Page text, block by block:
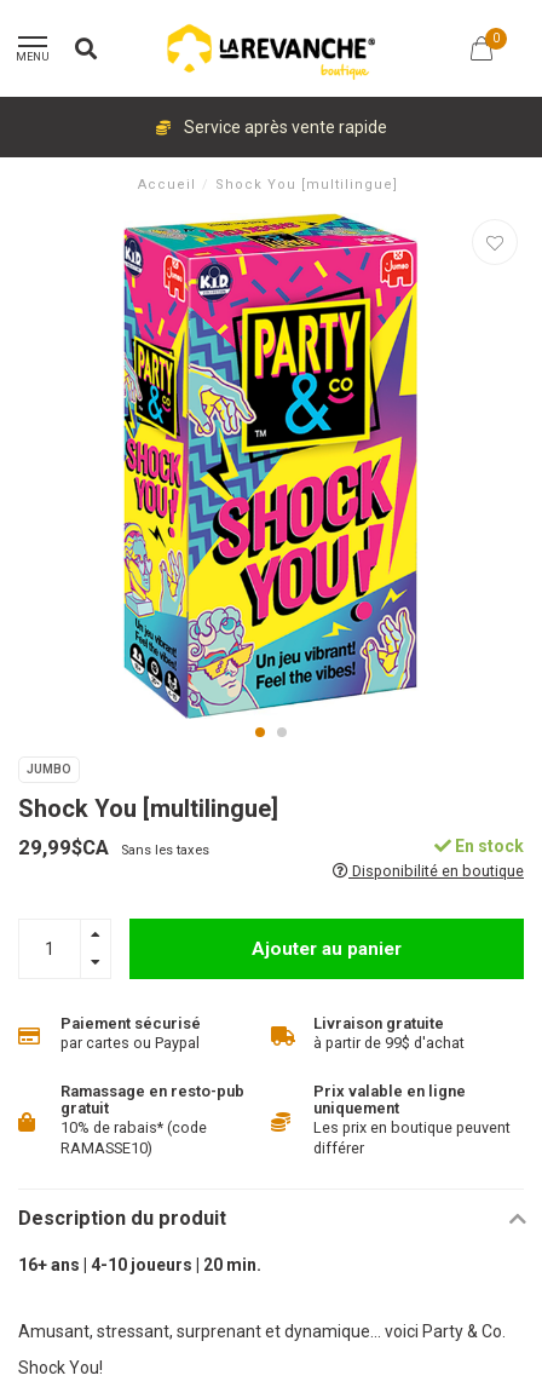
MENU
0
Service après vente rapide
Accueil / Shock You [multilingue]
JUMBO
Shock You [multilingue]
29,99$CA Sans les taxes En stock
Disponibilité en boutique
Ajouter au panier
Paiement sécurisé
par cartes ou Paypal
Livraison gratuite
à partir de 99$ d'achat
Ramassage en resto-pub
gratuit
10% de rabais* (code
RAMASSE10)
Prix valable en ligne
uniquement
Les prix en boutique peuvent
différer
Description du produit
16+ ans | 4-10 joueurs | 20 min.
Amusant, stressant, surprenant et dynamique... voici Party & Co.
Shock You!